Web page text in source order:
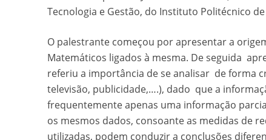
Tecnologia e Gestão, do Instituto Politécnico
O palestrante começou por apresentar a
Matemáticos ligados à mesma. De seguida
referiu a importância de se analisar de forma
televisão, publicidade,….), dado que a
frequentemente apenas uma informação
os mesmos dados, consoante as medidas de
utilizadas, podem conduzir a conclusões